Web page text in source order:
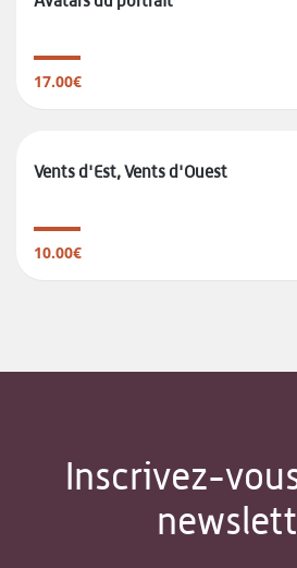
17.00€
Vents d'Est, Vents d'Ouest
10.00€
Inscrivez-